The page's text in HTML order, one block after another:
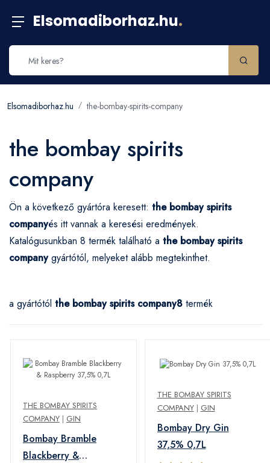
Elsomadiborhaz.hu.
Elsomadiborhaz.hu the-bombay-spirits-company
the bombay spirits
company
Ön a következő gyártóra keresett: the bombay spirits
companyés itt vannak a keresési eredmények.
Katalógusunkban 8 termék található a the bombay spirits
companygyártótól, melyeket alább megtekinthet.
a gyártótól the bombay spirits company8 termék
THE BOMBAY SPIRITS
COMPANY | GIN
Bombay Bramble
Blackberry &
THE BOMBAY SPIRITS
COMPANY| GIN
Bombay Dry Gin
37,5% 0,7L